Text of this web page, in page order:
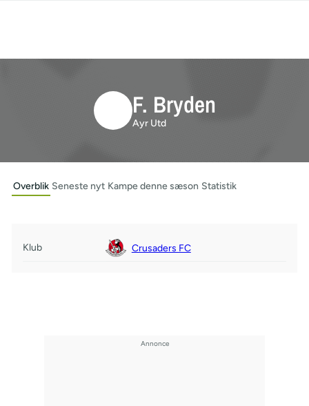
F. Bryden
Ayr Utd
Overblik Seneste nyt Kampe denne sæson Statistik
Klub Crusaders FC